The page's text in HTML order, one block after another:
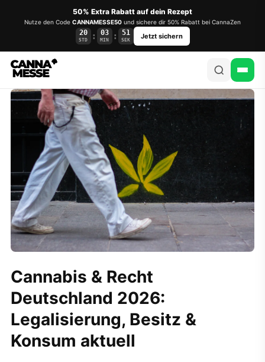
50% Extra Rabatt auf dein Rezept
Nutze den Code CANNAMESSE50 und sichere dir 50% Rabatt bei CannaZen
20
STD : 03
MIN : 51
SEK Jetzt sichern
Cannabis & Recht
Deutschland 2026:
Legalisierung, Besitz &
Konsum aktuell